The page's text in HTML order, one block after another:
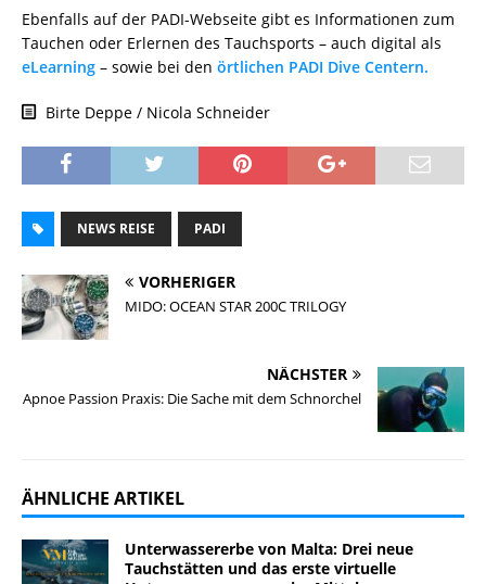
Ebenfalls auf der PADI-Webseite gibt es Informationen zum
Tauchen oder Erlernen des Tauchsports – auch digital als
eLearning – sowie bei den örtlichen PADI Dive Centern.
Birte Deppe / Nicola Schneider
NEWS REISE PADI
VORHERIGER
MIDO: OCEAN STAR 200C TRILOGY
NÄCHSTER
Apnoe Passion Praxis: Die Sache mit dem Schnorchel
ÄHNLICHE ARTIKEL
Unterwassererbe von Malta: Drei neue
Tauchstätten und das erste virtuelle